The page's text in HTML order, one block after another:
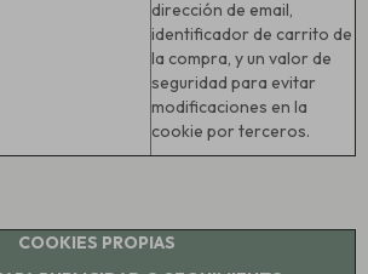
dirección de email,
identificador de carrito de
la compra, y un valor de
seguridad para evitar
modificaciones en la
cookie por terceros.
COOKIES PROPIAS